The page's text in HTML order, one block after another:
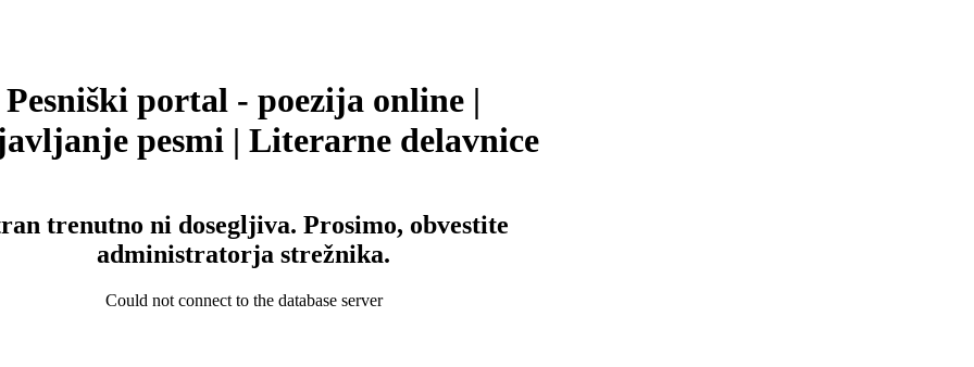
Pesniški portal - poezija online |
pesmi | Literarne delavnice
trenutno ni dosegljiva. Prosimo, obvestite
administratorja strežnika.
Could not connect to the database server